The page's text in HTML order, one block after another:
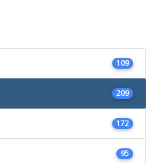
109
209
172
95